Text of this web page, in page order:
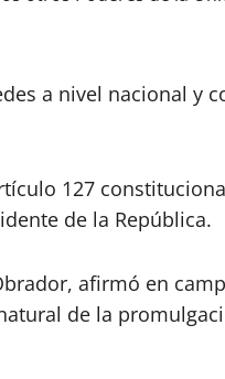
a nivel nacional y
127
de la República.
afirmó en
de la